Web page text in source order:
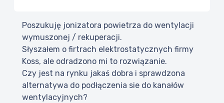
Poszukuję jonizatora powietrza do wentylacji
wymuszonej / rekuperacji.
Słyszałem o firtrach elektrostatycznych firmy
Koss, ale odradzono mi to rozwiązanie.
Czy jest na rynku jakaś dobra i sprawdzona
alternatywa do podłączenia sie do kanałów
wentylacyjnych?